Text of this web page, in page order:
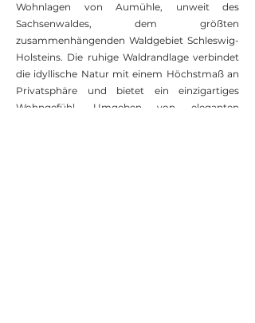
Wohnlagen von Aumühle, unweit des
Sachsenwaldes, dem größten
zusammenhängenden Waldgebiet Schleswig-
Holsteins. Die ruhige Waldrandlage verbindet
die idyllische Natur mit einem Höchstmaß an
Privatsphäre und bietet ein einzigartiges
Wohngefühl. Umgeben von eleganten